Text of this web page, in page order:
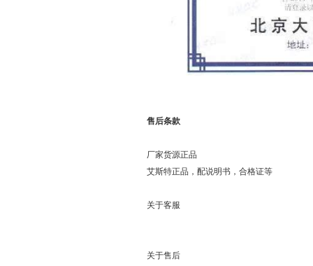
售后条款
厂家货源正品
艾斯特正品，配说明书，合格证等
关于客服
关于售后